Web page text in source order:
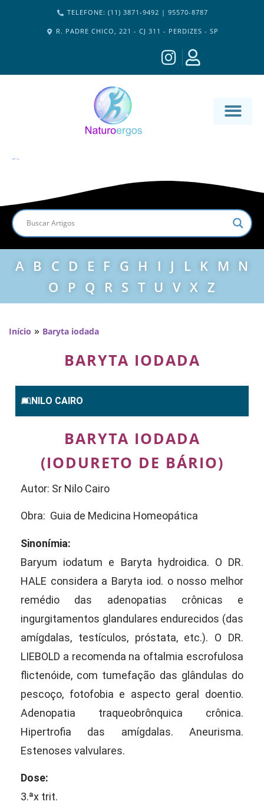
TELEFONE: (11) 3871-9492 | 95570-8787
R. PADRE CHICO, 221 - CJ 311 - PERDIZES - SP
A B C D E F G H I J L K M N
O
P Q R S T U V X Z
Início » Baryta iodada
BARYTA IODADA
NILO CAIRO
BARYTA IODADA
(IODURETO DE BÁRIO)
Autor: Sr Nilo Cairo
Obra: Guia de Medicina Homeopática
Sinonímia:
Baryum iodatum e Baryta hydroidica. O DR.
HALE considera a Baryta iod. o nosso melhor
remédio das adenopatias crônicas e
ingurgitamentos glandulares endurecidos (das
amígdalas, testículos, próstata, etc.). O DR.
LIEBOLD a recomenda na oftalmia escrofulosa
flictenóide, com tumefação das glândulas do
pescoço, fotofobia e aspecto geral doentio.
Adenopatia traqueobrônquica crônica.
Hipertrofia das amígdalas. Aneurisma.
Estenoses valvulares.
Dose:
3.ªx trit.